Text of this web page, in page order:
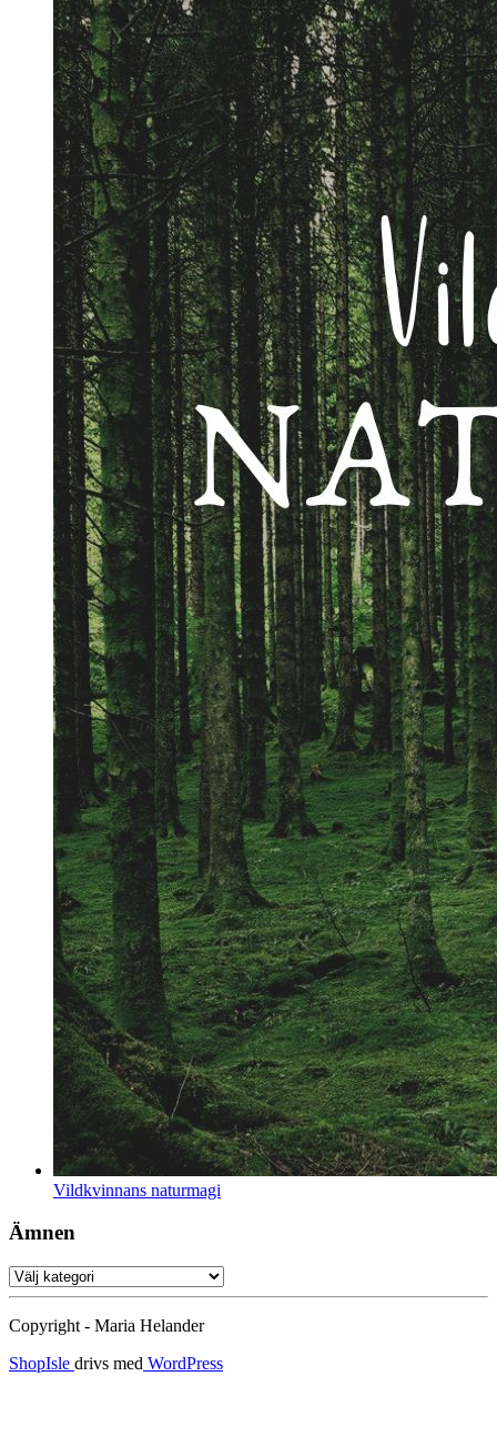
Vildkvinnans naturmagi
Ämnen
Ämnen
Copyright - Maria Helander
ShopIsle drivs med WordPress